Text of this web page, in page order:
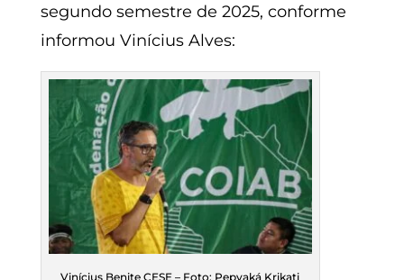
segundo semestre de 2025, conforme
informou Vinícius Alves:
Vinícius Benite CESE – Foto: Pepyaká Krikati